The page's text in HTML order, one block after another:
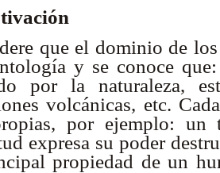
que el dominio de
y se conoce
por la naturaleza,
volcánicas, etc.
por ejemplo: un
expresa su poder
propiedad de un